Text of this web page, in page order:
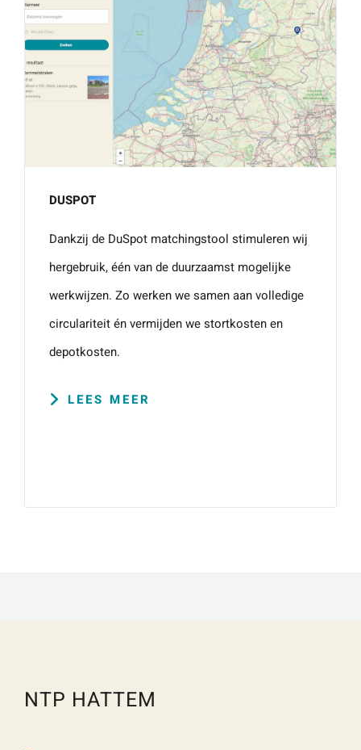
DUSPOT
Dankzij de DuSpot matchingstool stimuleren wij
hergebruik, één van de duurzaamst mogelijke
werkwijzen. Zo werken we samen aan volledige
circulariteit én vermijden we stortkosten en
depotkosten.
LEES MEER
NTP HATTEM